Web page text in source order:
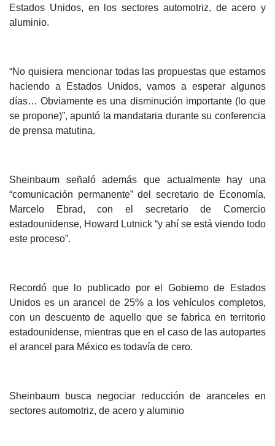
Estados Unidos, en los sectores automotriz, de acero y
aluminio.
“No quisiera mencionar todas las propuestas que estamos
haciendo a Estados Unidos, vamos a esperar algunos
días… Obviamente es una disminución importante (lo que
se propone)”, apuntó la mandataria durante su conferencia
de prensa matutina.
Sheinbaum señaló además que actualmente hay una
“comunicación permanente” del secretario de Economía,
Marcelo Ebrad, con el secretario de Comercio
estadounidense, Howard Lutnick “y ahí se está viendo todo
este proceso”.
Recordó que lo publicado por el Gobierno de Estados
Unidos es un arancel de 25% a los vehículos completos,
con un descuento de aquello que se fabrica en territorio
estadounidense, mientras que en el caso de las autopartes
el arancel para México es todavía de cero.
Sheinbaum busca negociar reducción de aranceles en
sectores automotriz, de acero y aluminio